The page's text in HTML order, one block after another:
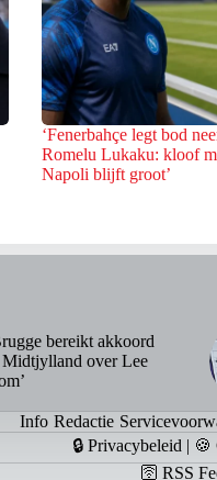
‘Fenerbahçe legt bod
Romelu Lukaku: kloof
Napoli blijft groot’
bereikt akkoord
over Lee
Info Redactie
🔒 Privacybeleid | 🍪
🛜 RSS